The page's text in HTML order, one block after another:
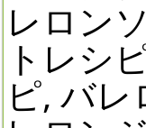
レロン
トレシ
ピ, バ